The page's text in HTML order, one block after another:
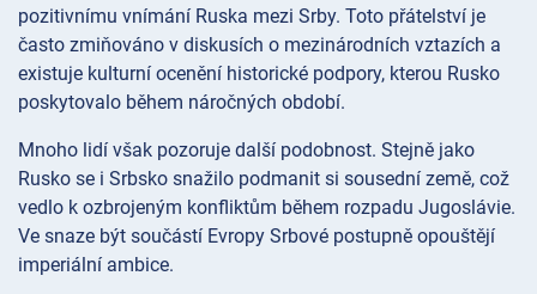
pozitivnímu vnímání Ruska mezi Srby. Toto přátelství je
často zmiňováno v diskusích o mezinárodních vztazích a
existuje kulturní ocenění historické podpory, kterou Rusko
poskytovalo během náročných období.
Mnoho lidí však pozoruje další podobnost. Stejně jako
Rusko se i Srbsko snažilo podmanit si sousední země, což
vedlo k ozbrojeným konfliktům během rozpadu Jugoslávie.
Ve snaze být součástí Evropy Srbové postupně opouštějí
imperiální ambice.